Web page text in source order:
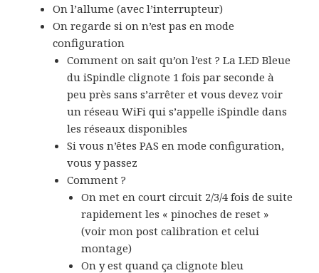
On l’allume (avec l’interrupteur)
On regarde si on n’est pas en mode
configuration
Comment on sait qu’on l’est ? La LED Bleue
du iSpindle clignote 1 fois par seconde à
peu près sans s’arrêter et vous devez voir
un réseau WiFi qui s’appelle iSpindle dans
les réseaux disponibles
Si vous n’êtes PAS en mode configuration,
vous y passez
Comment ?
On met en court circuit 2/3/4 fois de suite
rapidement les « pinoches de reset »
(voir mon post calibration et celui
montage)
On y est quand ça clignote bleu